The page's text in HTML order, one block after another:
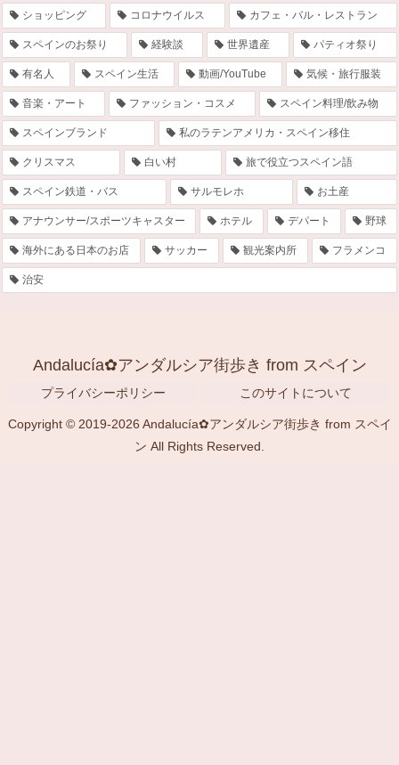
ショッピング コロナウイルス カフェ・バル・レストラン
スペインのお祭り 経験談 世界遺産 パティオ祭り
有名人 スペイン生活 動画/YouTube 気候・旅行服装
音楽・アート ファッション・コスメ スペイン料理/飲み物
スペインブランド 私のラテンアメリカ・スペイン移住
クリスマス 白い村 旅で役立つスペイン語
スペイン鉄道・バス サルモレホ お土産
アナウンサー/スポーツキャスター ホテル デパート 野球
海外にある日本のお店 サッカー 観光案内所 フラメンコ
治安
Andalucía✿アンダルシア街歩き from スペイン
プライバシーポリシー このサイトについて
Copyright © 2019-2026 Andalucía✿アンダルシア街歩き from スペイ
ン All Rights Reserved.